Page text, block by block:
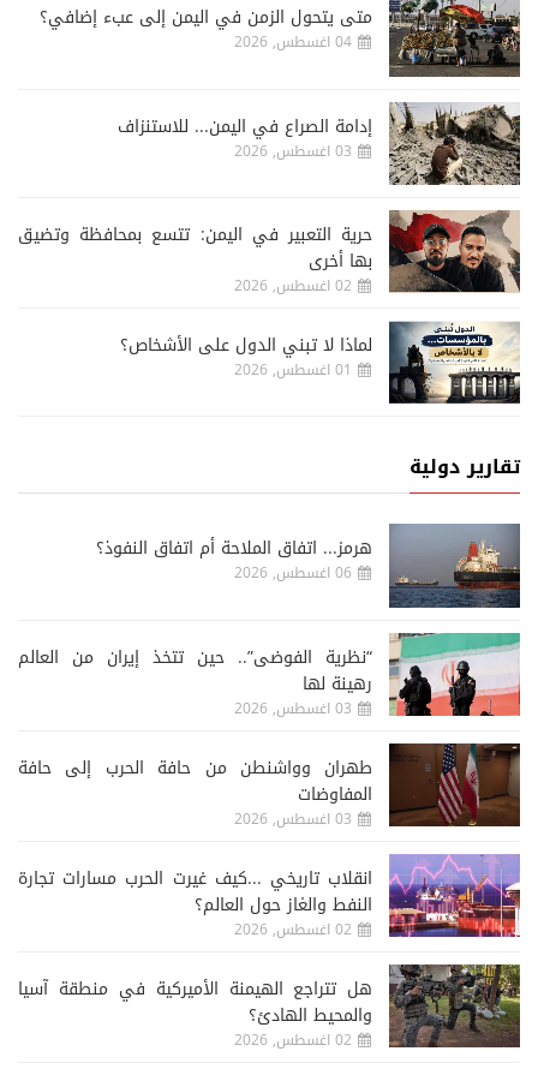
متى يتحول الزمن في اليمن إلى عبء إضافي؟
04 اغسطس, 2026
إدامة الصراع في اليمن... للاستنزاف
03 اغسطس, 2026
حرية التعبير في اليمن: تتسع بمحافظة وتضيق
بها أخرى
02 اغسطس, 2026
لماذا لا تبني الدول على الأشخاص؟
01 اغسطس, 2026
تقارير دولية
هرمز... اتفاق الملاحة أم اتفاق النفوذ؟
06 اغسطس, 2026
“نظرية الفوضى”.. حين تتخذ إيران من العالم
رهينة لها
03 اغسطس, 2026
طهران وواشنطن من حافة الحرب إلى حافة
المفاوضات
03 اغسطس, 2026
انقلاب تاريخي ...كيف غيرت الحرب مسارات تجارة
النفط والغاز حول العالم؟
02 اغسطس, 2026
هل تتراجع الهيمنة الأميركية في منطقة آسيا
والمحيط الهادئ؟
02 اغسطس, 2026